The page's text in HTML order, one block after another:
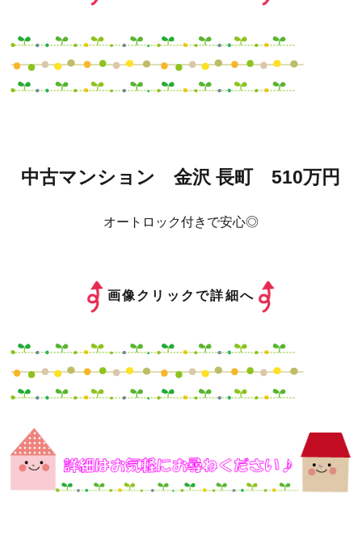
中古マンション 金沢 長町 510万円
オートロック付きで安心◎
画像クリックで詳細へ